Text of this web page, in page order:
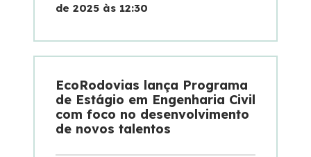
de 2025 às 12:30
EcoRodovias lança Programa
de Estágio em Engenharia Civil
com foco no desenvolvimento
de novos talentos